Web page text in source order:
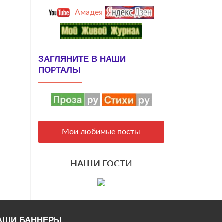
Амадея
ЗАГЛЯНИТЕ В НАШИ
ПОРТАЛЫ
Мои любимые посты
НАШИ ГОСТИ
БАННЕРЫ